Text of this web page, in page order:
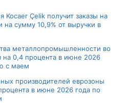
Kocaer Çelik получит заказы на
на сумму 10,9% от выручки в
металлопромышленности во
на 0,4 процента в июне 2026
с маем
производителей еврозоны
в июне 2026 года по